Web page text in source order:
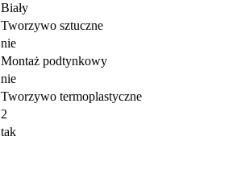
Biały
Tworzywo sztuczne
nie
Montaż podtynkowy
nie
Tworzywo termoplastyczne
2
tak